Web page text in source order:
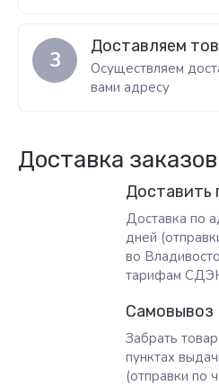
3
Доставляем
Осуществляем
вами адресу
Доставка заказов
Доставить
Доставка по
дней
во
тарифам
Самовывоз
Забрать
пунктах
(отправки по